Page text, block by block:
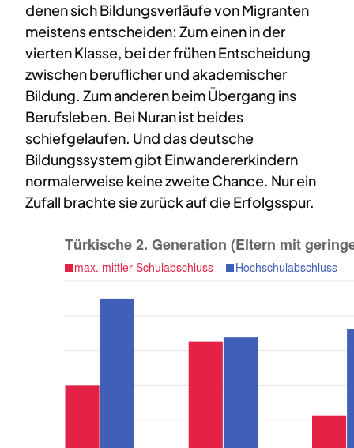
denen sich Bildungsverläufe von Migranten
meistens entscheiden: Zum einen in der
vierten Klasse, bei der frühen Entscheidung
zwischen beruflicher und akademischer
Bildung. Zum anderen beim Übergang ins
Berufsleben. Bei Nuran ist beides
schiefgelaufen. Und das deutsche
Bildungssystem gibt Einwandererkindern
normalerweise keine zweite Chance. Nur ein
Zufall brachte sie zurück auf die Erfolgsspur.